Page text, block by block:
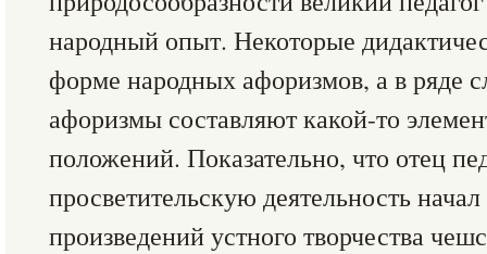
народный опыт. Некоторые
форме народных афоризмов, а в ряде
афоризмы составляют какой-то
положений. Показательно, что отец
просветительскую деятельность
произведений устного творчества